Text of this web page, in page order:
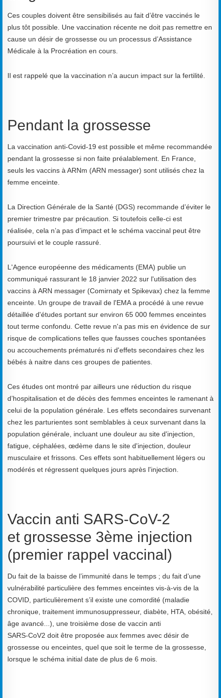
Ces couples doivent être sensibilisés au fait d’être vaccinés le
plus tôt possible. Une vaccination récente ne doit pas remettre en
cause un désir de grossesse ou un processus d’Assistance
Médicale à la Procréation en cours.
Il est rappelé que la vaccination n’a aucun impact sur la fertilité.
Pendant la grossesse
La vaccination anti-Covid-19 est possible et même recommandée
pendant la grossesse si non faite préalablement. En France,
seuls les vaccins à ARNm (ARN messager) sont utilisés chez la
femme enceinte.
La Direction Générale de la Santé (DGS) recommande d’éviter le
premier trimestre par précaution. Si toutefois celle-ci est
réalisée cela n’a pas d’impact et le schéma vaccinal peut être
poursuivi et le couple rassuré.
L'Agence européenne des médicaments (EMA) publie un
communiqué rassurant le 18 janvier 2022 sur l'utilisation des
vaccins à ARN messager (Comirnaty et Spikevax) chez la femme
enceinte. Un groupe de travail de l'EMA a procédé à une revue
détaillée d'études portant sur environ 65 000 femmes enceintes
tout terme confondu. Cette revue n'a pas mis en évidence de sur
risque de complications telles que fausses couches spontanées
ou accouchements prématurés ni d'effets secondaires chez les
bébés à naitre dans ces groupes de patientes.
Ces études ont montré par ailleurs une réduction du risque
d’hospitalisation et de décès des femmes enceintes le ramenant à
celui de la population générale. Les effets secondaires survenant
chez les parturientes sont semblables à ceux survenant dans la
population générale, incluant une douleur au site d'injection,
fatigue, céphalées, œdème dans le site d'injection, douleur
musculaire et frissons. Ces effets sont habituellement légers ou
modérés et régressent quelques jours après l'injection.
Vaccin anti SARS-CoV-2
et grossesse 3ème injection
(premier rappel vaccinal)
Du fait de la baisse de l’immunité dans le temps ; du fait d’une
vulnérabilité particulière des femmes enceintes vis-à-vis de la
COVID, particulièrement s’il existe une comordité (maladie
chronique, traitement immunosuppresseur, diabète, HTA, obésité,
âge avancé...),
une troisième dose de vaccin anti
SARS-CoV2 doit être proposée aux femmes avec désir de
grossesse ou enceintes, quel que soit le terme de la grossesse
lorsque le schéma initial date de plus de 6 mois